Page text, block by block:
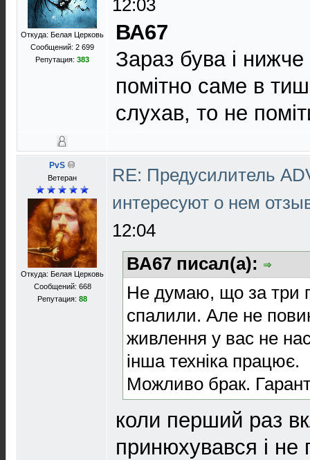
Откуда: Белая Церковь
Сообщений: 2 699
Репутация: 383
12:03
ВА67
Зараз бува і
помітно саме в
слухав, то не
PvS
Ветеран
Откуда: Белая Церковь
Сообщений: 668
Репутация: 88
RE: Предусилитель
интересуют о нем
12:04
ВА67 писал(а):
Не думаю, що за три
спалили. Але не
живлення у вас не
інша техніка працює.
Можливо брак.
коли перший раз
принюхувався і не